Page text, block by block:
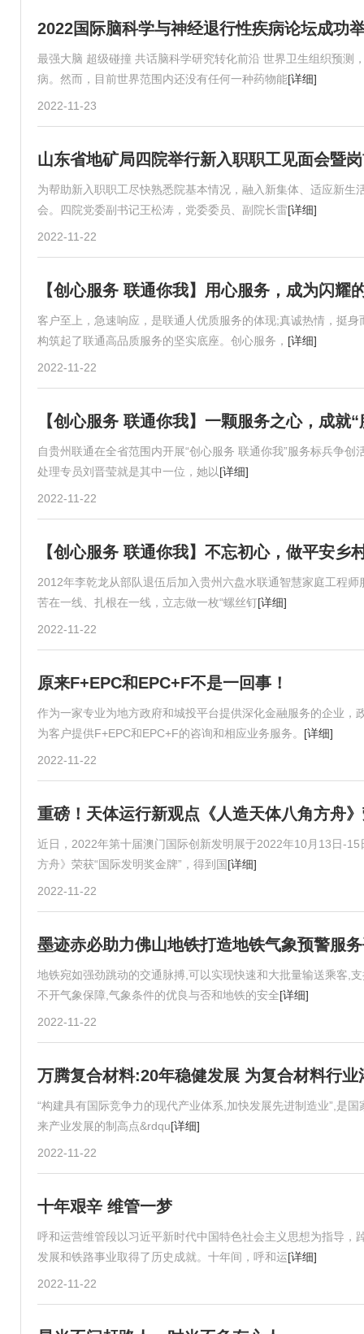
2022国际脑科学与神经退行性疾病论坛成功
最强大脑 超级碰撞 共话脑科学研究转化前沿 世界卫生组织预
病。然而，目前世界范围内还没有任何一种药物能[详细]
2022-11-23
山东省地矿局四院举行新入职职工见面会暨
为帮助新入职职工尽快熟悉院基本情况，融入新集体、适应新
会。四院党委副书记王松涛，党委委员、副院长雷[详细]
2022-11-22
【创心服务 联通你我】用心服务，成为闪耀
客户至上，急速响应，是联通人优质服务的体现;真诚热情，挺
构筑起了联通高品质服务的坚实底座。创心服务， [详细]
2022-11-22
【创心服务 联通你我】一颗服务之心，成就
自贵州联通在全省范围内开展“创心服务 联通你我”服务标兵争
处理专员刘晋莹就是其中一位，她以[详细]
2022-11-22
【创心服务 联通你我】不忘初心，做平安乡
2012年李乾龙从部队退伍后加入贵州六盘水联通智慧家庭工程
苦在一线、扎根在一线，立志做一枚“螺丝钉[详细]
2022-11-22
原来F+EPC和EPC+F不是一回事！
作为一家专业为地方政府和城投平台提供深化金融服务的企业
为客户提供F+EPC和EPC+F的咨询和相应业务服务。 [详细]
2022-11-22
重磅！天体运行新观点《人造天体八角方舟
近日，2022年第十届澳门国际创新发明展于2022年10月13日-
方舟》荣获“国际发明奖金牌”，得到国[详细]
2022-11-22
墨迹赤必助力佛山地铁打造地铁气象预警服
地铁宛如强劲跳动的交通脉搏,可以实现快速和大批量输送乘客,
不开气象保障,气象条件的优良与否和地铁的安全[详细]
2022-11-22
万腾复合材料:20年稳健发展 为复合材料行业
“构建具有国际竞争力的现代产业体系,加快发展先进制造业”,是
来产业发展的制高点&rdqu[详细]
2022-11-22
十年艰辛 维管一梦
呼和运营维管段以习近平新时代中国特色社会主义思想为指导
发展和铁路事业取得了历史成就。十年间，呼和运[详细]
2022-11-22